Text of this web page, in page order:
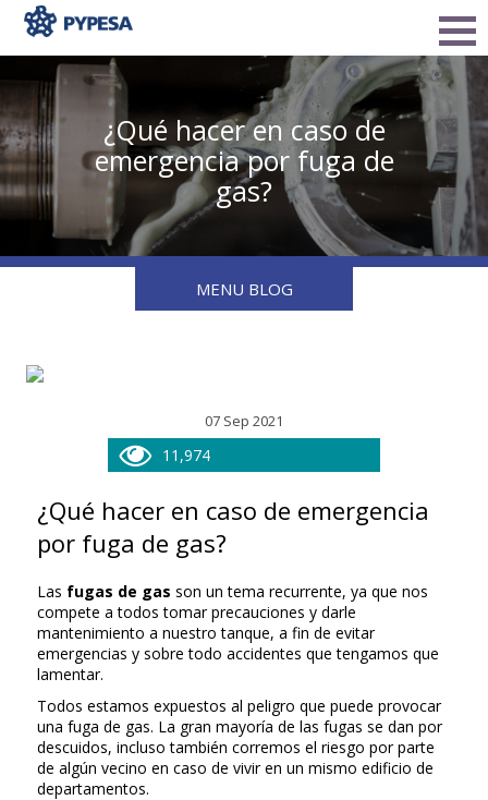
¿Qué hacer en caso de
emergencia por fuga de
gas?
MENU BLOG
07 Sep 2021
11,974
¿Qué hacer en caso de emergencia
por fuga de gas?
Las fugas de gas son un tema recurrente, ya que nos
compete a todos tomar precauciones y darle
mantenimiento a nuestro tanque, a fin de evitar
emergencias y sobre todo accidentes que tengamos que
lamentar.
Todos estamos expuestos al peligro que puede provocar
una fuga de gas. La gran mayoría de las fugas se dan por
descuidos, incluso también corremos el riesgo por parte
de algún vecino en caso de vivir en un mismo edificio de
departamentos.